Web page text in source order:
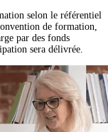
selon le référentiel
de formation,
par des fonds
sera délivrée.